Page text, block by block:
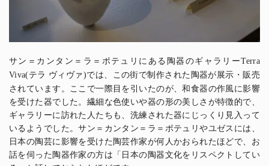
サン＝カンタン＝ラ＝ポテュリにある陶器のギャラリーTerra
Viva(テラ ヴィヴァ)では、この街で制作された陶器が展示・販売
されています。ここで一際目を引いたのが、和食器の作風に影響
を受けた器でした。繊細な色使いや器の形の美しさが特徴的で、
ギャラリーに訪れた人たちも、洗練された器にじっくり見入って
いるようでした。サン＝カンタン＝ラ＝ポテュリやユゼスには、
日本の陶芸に影響を受けた陶芸作家が何人かおられたほどで、お
話を伺った陶器作家の方は「日本の陶器文化をリスペクトしてい